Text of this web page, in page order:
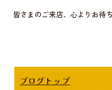
皆さまのご来店、心よりお待
ブログトップ